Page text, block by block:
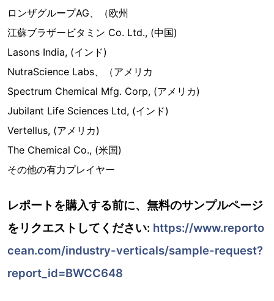
ロンザグループAG、（欧州
江蘇ブラザービタミン Co. Ltd., (中国)
Lasons India, (インド)
NutraScience Labs、（アメリカ
Spectrum Chemical Mfg. Corp, (アメリカ)
Jubilant Life Sciences Ltd, (インド)
Vertellus, (アメリカ)
The Chemical Co., (米国)
その他の有力プレイヤー
レポートを購入する前に、無料のサンプルページ
をリクエストしてください: https://www.reporto
cean.com/industry-verticals/sample-request?
report_id=BWCC648